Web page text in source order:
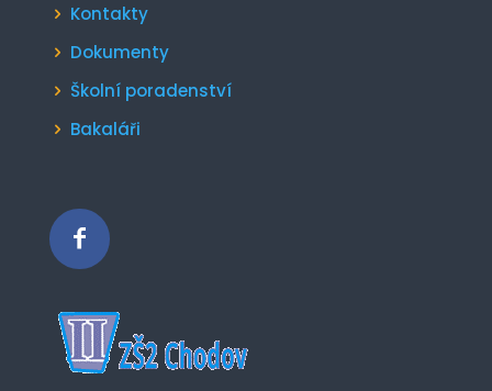
Kontakty
Dokumenty
Školní poradenství
Bakaláři